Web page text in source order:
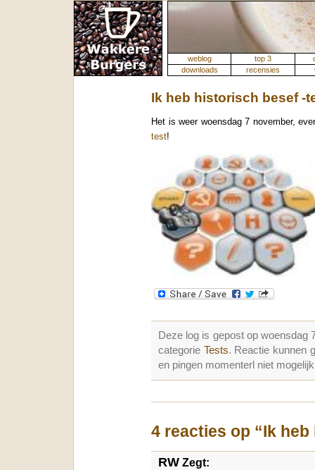
weblog top 3
downloads
recensies
Ik heb historisch besef -
Het is weer woensdag 7 november,
test!
Deze log is gepost op woensdag
categorie Tests. Reactie kunnen
en pingen momenterl niet
4 reacties op “Ik
RW Zegt: